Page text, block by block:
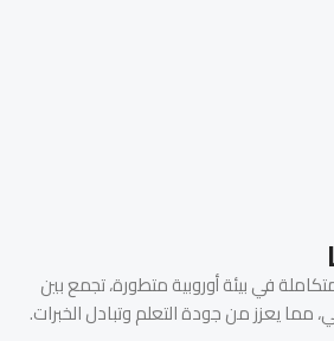
في بيئة أوروبية متطورة، تجمع بين
مما يعزز من جودة التعلم وتبادل الخبرات.